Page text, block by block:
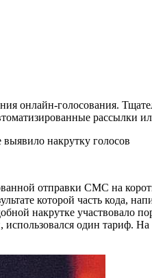
онлайн-голосования.
рассылки
отправки СМС на
которой часть кода,
накрутке участвовало
один тариф.